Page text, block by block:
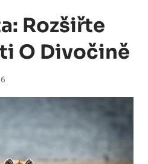
Rozšiřte
O Divočině